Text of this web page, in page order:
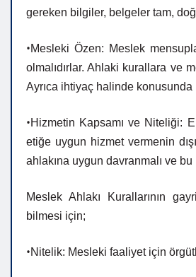
gereken bilgiler, belgeler tam,
•Mesleki Özen: Meslek
olmalıdırlar. Ahlaki kurallara ve
Ayrıca ihtiyaç halinde konusunda
•Hizmetin Kapsamı ve Niteliği:
etiğe uygun hizmet vermenin
ahlakına uygun davranmalı ve
Meslek Ahlakı Kurallarının
bilmesi için;
•Nitelik: Mesleki faaliyet için